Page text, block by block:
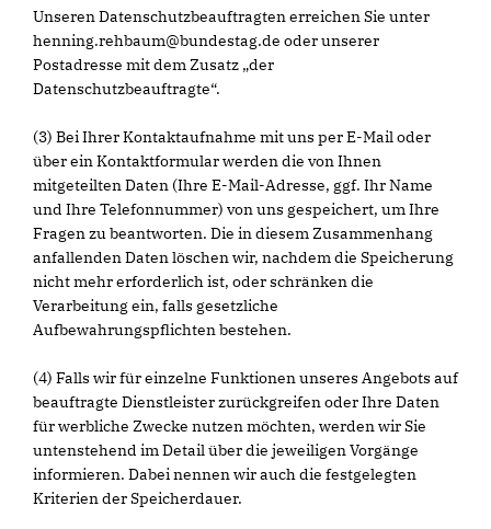
Unseren Datenschutzbeauftragten erreichen Sie unter
henning.rehbaum@bundestag.de oder unserer
Postadresse mit dem Zusatz „der
Datenschutzbeauftragte“.
(3) Bei Ihrer Kontaktaufnahme mit uns per E-Mail oder
über ein Kontaktformular werden die von Ihnen
mitgeteilten Daten (Ihre E-Mail-Adresse, ggf. Ihr Name
und Ihre Telefonnummer) von uns gespeichert, um Ihre
Fragen zu beantworten. Die in diesem Zusammenhang
anfallenden Daten löschen wir, nachdem die Speicherung
nicht mehr erforderlich ist, oder schränken die
Verarbeitung ein, falls gesetzliche
Aufbewahrungspflichten bestehen.
(4) Falls wir für einzelne Funktionen unseres Angebots auf
beauftragte Dienstleister zurückgreifen oder Ihre Daten
für werbliche Zwecke nutzen möchten, werden wir Sie
untenstehend im Detail über die jeweiligen Vorgänge
informieren. Dabei nennen wir auch die festgelegten
Kriterien der Speicherdauer.